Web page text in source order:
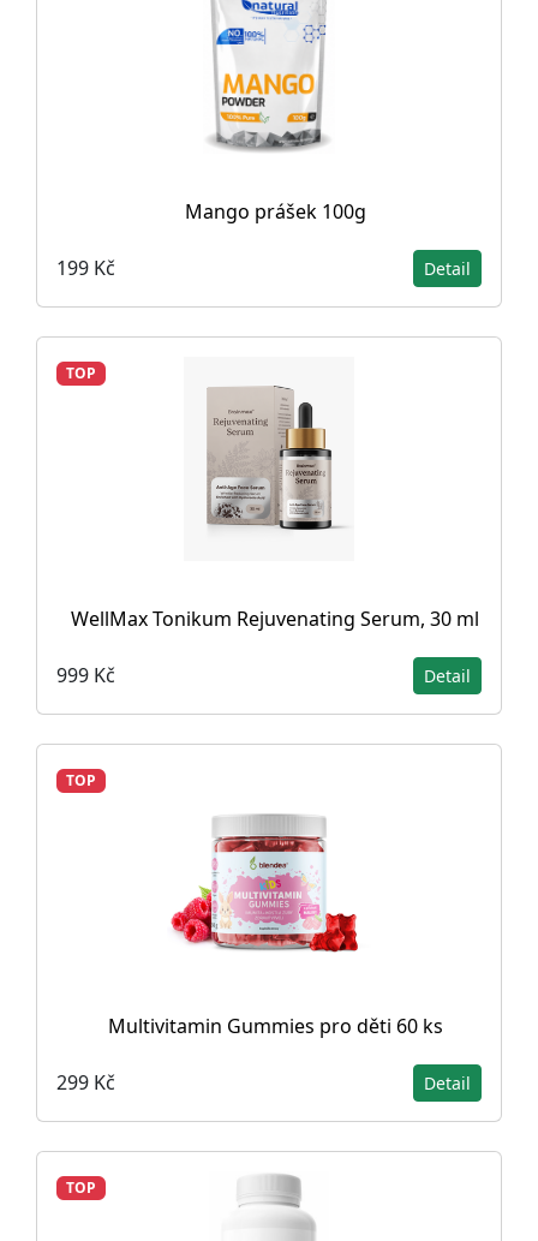
Mango prášek 100g
199 Kč Detail
TOP
WellMax Tonikum Rejuvenating Serum, 30 ml
999 Kč Detail
TOP
Multivitamin Gummies pro děti 60 ks
299 Kč Detail
TOP